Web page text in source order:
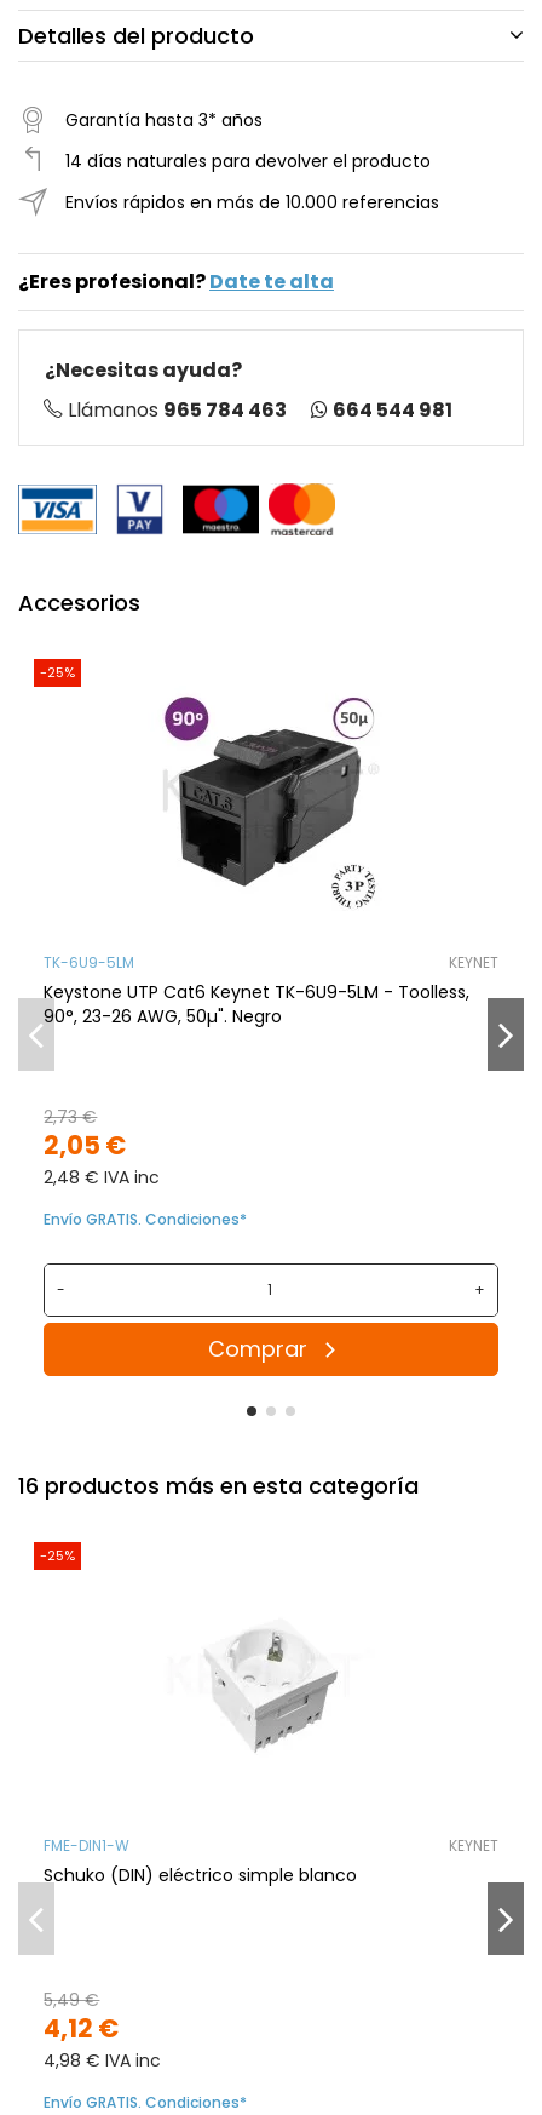
Detalles del producto
Garantía hasta 3* años
14 días naturales para devolver el producto
Envíos rápidos en más de 10.000 referencias
¿Eres profesional?Date te alta
¿Necesitas ayuda?
Llámanos 965 784 463 664 544 981
Accesorios
-25%
TK-6U9-5LM KEYNET
Keystone UTP Cat6 Keynet TK-6U9-5LM - Toolless,
90°, 23-26 AWG, 50µ". Negro
2,05 €
2,73 €
2,48 € IVA inc
Envío GRATIS. Condiciones*
- +
Comprar
16 productos más en esta categoría
-25%
FME-DIN1-W KEYNET
Schuko (DIN) eléctrico simple blanco
4,12 €
5,49 €
4,98 € IVA inc
Envío GRATIS. Condiciones*